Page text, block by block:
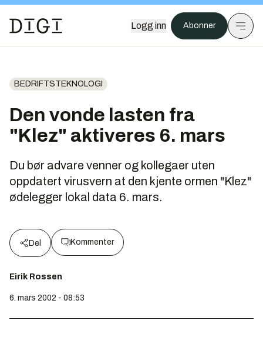
Logg inn Abonner
BEDRIFTSTEKNOLOGI
Den vonde lasten fra
"Klez" aktiveres 6. mars
Du bør advare venner og kollegaer uten
oppdatert virusvern at den kjente ormen "Klez"
ødelegger lokal data 6. mars.
Del Kommenter
Eirik Rossen
6. mars 2002 - 08:53